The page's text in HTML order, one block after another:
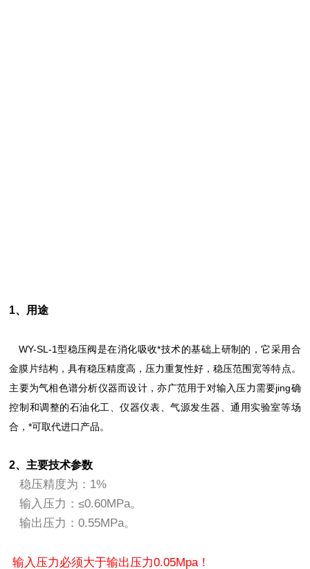
1、用途
WY-SL-1型稳压阀是在消化吸收*技术的基础上研制的，它采用合
金膜片结构，具有稳压精度高，压力重复性好，稳压范围宽等特点。
主要为气相色谱分析仪器而设计，亦广范用于对输入压力需要jing确
控制和调整的石油化工、仪器仪表、气源发生器、通用实验室等场
合，*可取代进口产品。
2、主要技术参数
稳压精度为：1%
输入压力：≤0.60MPa。
输出压力：0.55MPa。
输入压力必须大于输出压力0.05Mpa！